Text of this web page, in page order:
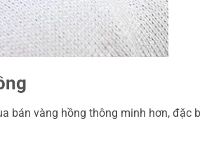
bán vàng hồng thông minh hơn, đặc